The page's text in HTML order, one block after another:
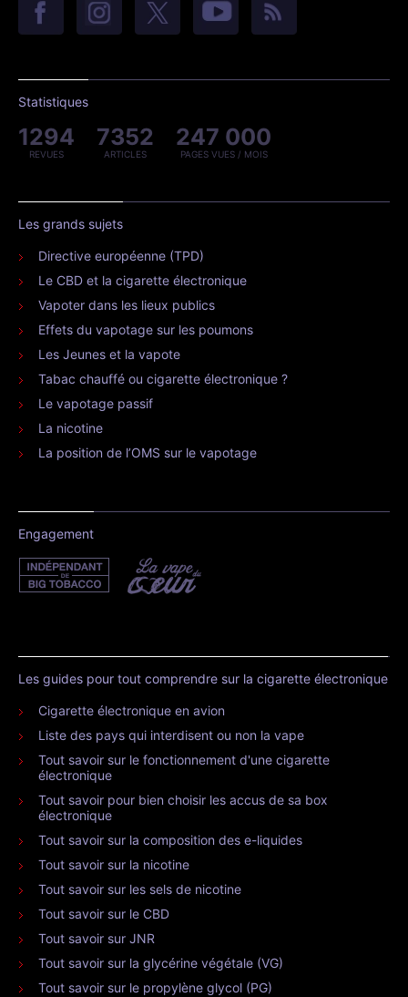
Statistiques
1294
REVUES
7352
ARTICLES
247 000
PAGES VUES / MOIS
Les grands sujets
Directive européenne (TPD)
Le CBD et la cigarette électronique
Vapoter dans les lieux publics
Effets du vapotage sur les poumons
Les Jeunes et la vapote
Tabac chauffé ou cigarette électronique ?
Le vapotage passif
La nicotine
La position de l’OMS sur le vapotage
Engagement
Les guides pour tout comprendre sur la cigarette électronique
Cigarette électronique en avion
Liste des pays qui interdisent ou non la vape
Tout savoir sur le fonctionnement d'une cigarette
électronique
Tout savoir pour bien choisir les accus de sa box
électronique
Tout savoir sur la composition des e-liquides
Tout savoir sur la nicotine
Tout savoir sur les sels de nicotine
Tout savoir sur le CBD
Tout savoir sur JNR
Tout savoir sur la glycérine végétale (VG)
Tout savoir sur le propylène glycol (PG)